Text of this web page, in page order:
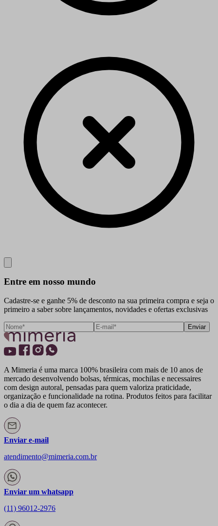
Entre em nosso mundo
Cadastre-se e ganhe 5% de desconto na sua primeira compra e seja o
primeiro a saber sobre lançamentos, novidades e ofertas exclusivas
Enviar
A Mimeria é uma marca 100% brasileira com mais de 10 anos de
mercado desenvolvendo bolsas, térmicas, mochilas e necessaires
com design autoral, pensadas para quem valoriza praticidade,
organização e funcionalidade na rotina. Produtos feitos para facilitar
o dia a dia de quem faz acontecer.
Enviar e-mail
atendimento@mimeria.com.br
Enviar um whatsapp
(11) 96012-2976